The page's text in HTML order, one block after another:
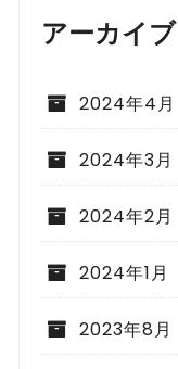
アーカイブ
2024年4月
2024年3月
2024年2月
2024年1月
2023年8月